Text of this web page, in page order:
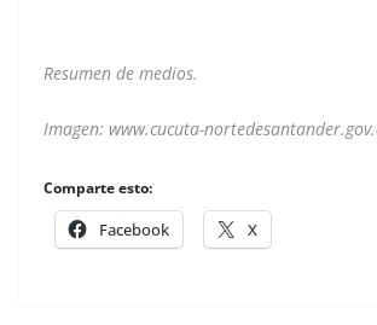
Resumen de medios.
Imagen: www.cucuta-
Comparte esto:
Facebook X